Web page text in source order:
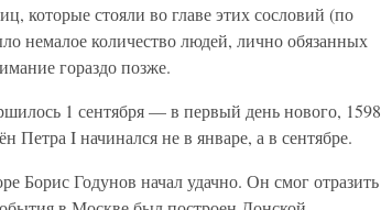
которые стояли во главе этих сословий (по
немалое количество людей, лично обязанных
гораздо позже.
1 сентября — в первый день нового, 1598
Петра I начинался не в январе, а в сентябре.
Борис Годунов начал удачно. Он смог отразить